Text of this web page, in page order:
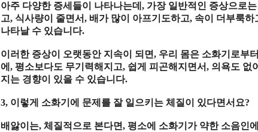
아주 다양한 증세들이 나타나는데 , 가장 일반적인 증상으로
고, 식사량이 줄면서, 배가 많이 아프기도하고, 속이 더부룩하
나타날 수 있습니다.
이러한 증상이 오랫동안 지속이 되면, 우리 몸은 소화기로부
에 , 평소보다도 무기력해지고, 쉽게 피곤해지면서, 의욕도 없
지는 경향이 있을 수 있습니다.
3, 이렇게 소화기에 문제를 잘 일으키는 체질이 있다면서요?
배앓이는, 체질적으로 본다면, 평소에 소화기가 약한 소음인